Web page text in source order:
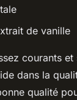
de vanille
courants
dans la
qualité